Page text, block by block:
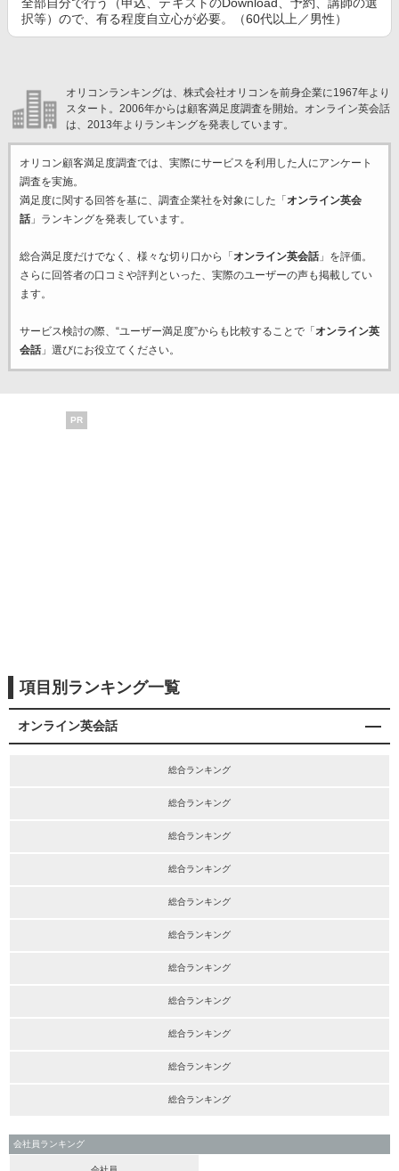
択等）ので、有る程度自立心が必要。（60代以上／男性）
オリコンランキングは、株式会社オリコンを前身企業に1967年より
スタート。2006年からは顧客満足度調査を開始。オンライン英会話
は、2013年よりランキングを発表しています。
オリコン顧客満足度調査では、実際にサービスを利用した 人にアンケート
調査を実施。
満足度に関する回答を基に、調査企業社を対象にした「 オンライン英会
話」ランキングを発表しています。
総合満足度だけでなく、様々な切り口から「 オンライン英会話」を評価。
さらに回答者の口コミや評判といった、実際のユーザーの声も掲載してい
ます。
サービス検討の際、“ユーザー満足度”からも比較することで「 オンライン英
会話」選びにお役立てください。
PR
項目別ランキング一覧
オンライン英会話
総合ランキング
総合ランキング
総合ランキング
総合ランキング
総合ランキング
総合ランキング
総合ランキング
総合ランキング
総合ランキング
総合ランキング
総合ランキング
会社員ランキング